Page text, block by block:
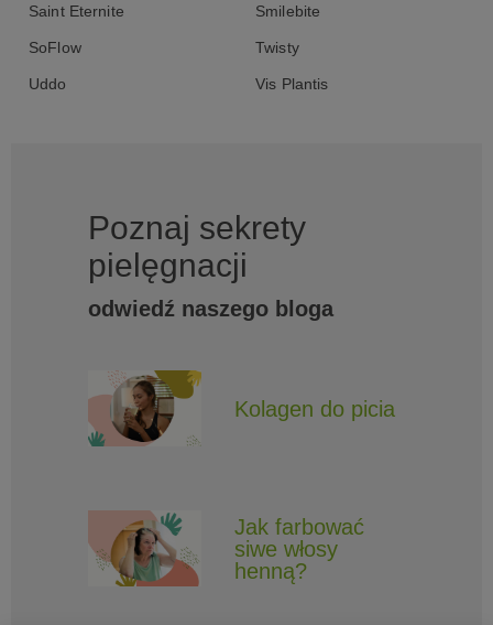
Saint Eternite Smilebite
SoFlow Twisty
Uddo Vis Plantis
Poznaj sekrety
pielęgnacji
odwiedź naszego bloga
Kolagen do picia
Jak farbować
siwe włosy
henną?